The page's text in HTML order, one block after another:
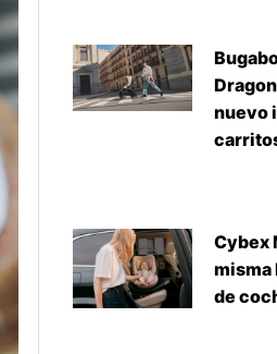
nuevo
Cybex
misma
de